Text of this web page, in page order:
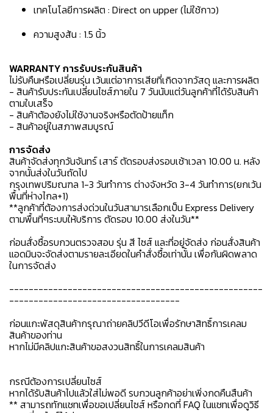
เทคโนโลยีการผลิต : Direct on upper (ไม่ใช้กาว)
ความสูงส้น : 1.5 นิ้ว
WARRANTY การรับประกันสินค้า
ไม่รับคืนหรือเปลี่ยนรุ่น เว้นแต่อาการเสียที่เกิดจากวัสดุ และการผลิต
- สินค้ารับประกันเปลี่ยนไซส์ภายใน 7 วันนับแต่วันลูกค้าที่ได้รับสินค้า
ตามใบเสร็จ
- สินค้าต้องยังไม่ใช้งานจริงหรือตัดป้ายแท็ก
- สินค้าอยู่ในสภาพสมบูรณ์
การจัดส่ง
สินค้าจัดส่งทุกวันจันทร์ เสาร์ ตัดรอบส่งรอบเช้าเวลา 10.00 น. หลัง
จากนั้นส่งในวันถัดไป
กรุงเทพปริมณฑล 1-3 วันทำการ ต่างจังหวัด 3-4 วันทำการ(ยกเว้น
พื้นที่ห่างไกล+1)
**ลูกค้าที่ต้องการส่งด่วนในวันสามารเลือกเป็น Express Delivery
ตามพื้นที่ๆระบบให้บริการ ตัดรอบ 10.00 ส่งในวัน**
ก่อนสั่งซื้อรบกวนตรวจสอบ รุ่น สี ไซส์ และที่อยู่จัดส่ง ก่อนสั่งสินค้า
แอดมินจะจัดส่งตามรายละเอียดในคำสั่งซื้อเท่านั้น เพื่อกันผิดพลาด
ในการจัดส่ง
----------------------------------------------------
-----------------------------------
ก่อนแกะพัสดุสินค้ากรุณาถ่ายคลิปวีดีโอเพื่อรักษาสิทธิ์การเคลม
สินค้าของท่าน
หากไม่มีคลิปแกะสินค้าขอสงวนสิทธิ์ในการเคลมสินค้า
กรณีต้องการเปลี่ยนไซส์
หากได้รับสินค้าไปแล้วใส่ไม่พอดี รบกวนลูกค้าอย่าเพิ่งกดคืนสืนค้า
** สามารถทักแชทเพื่อขอเปลี่ยนไซส์ หรือกดที่ FAQ ในแชทเพื่อดูวิธี